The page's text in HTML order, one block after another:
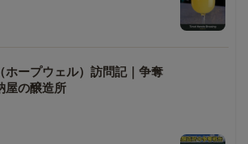
ープウェル）訪問記｜争奪
屋の醸造所